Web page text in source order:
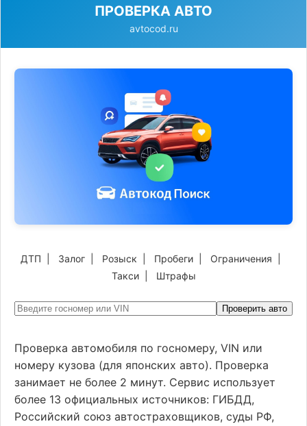
ПРОВЕРКА АВТО
avtocod.ru
ДТП Залог Розыск Пробеги Ограничения
Такси| Штрафы
Проверить авто
Проверка автомобиля по госномеру, VIN или
номеру кузова (для японских авто). Проверка
занимает не более 2 минут. Сервис использует
более 13 официальных источников: ГИБДД,
Российский союз автостраховщиков, суды РФ,